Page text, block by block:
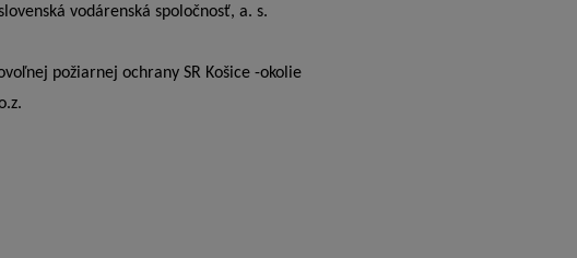
vodárenská spoločnosť, a. s.
požiarnej ochrany SR Košice -okolie